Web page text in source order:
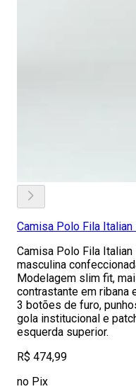
Camisa Polo Fila
Camisa Polo Fila
masculina
Modelagem slim fit,
contrastante em ribana
3 botões de furo,
gola institucional e
esquerda superior.
R$ 474,99
no Pix